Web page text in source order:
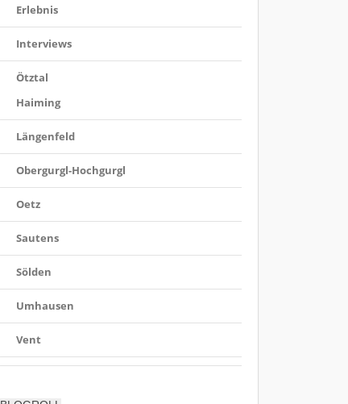
Erlebnis
Interviews
Ötztal
Haiming
Längenfeld
Obergurgl-Hochgurgl
Oetz
Sautens
Sölden
Umhausen
Vent